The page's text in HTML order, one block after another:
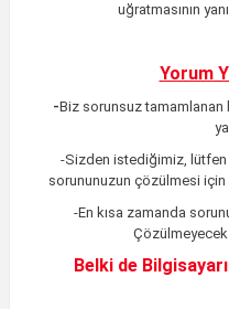
uğratmasının
Yorum
-Biz sorunsuz tamamlanan
-Sizden istediğimiz,
sorununuzun çözülmesi için
-En kısa zamanda
Belki de